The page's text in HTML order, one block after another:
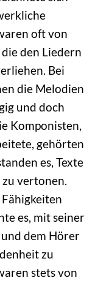
oft von
den Liedern
Bei
die Melodien
und doch
Komponisten,
gehörten
es, Texte
vertonen.
es, mit seiner
dem Hörer
zu
stets von